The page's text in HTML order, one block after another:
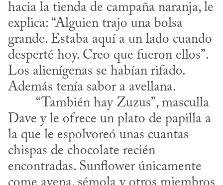
hacia la tienda de campaña naranja, le
explica: “Alguien trajo una bolsa
grande. Estaba aquí a un lado cuando
desperté hoy. Creo que fueron ellos”.
Los alienígenas se habían rifado.
Además tenía sabor a avellana.
Dave y le ofrece un plato de papilla a
la que le espolvoreó unas cuantas
chispas de chocolate recién
encontradas. Sunflower únicamente